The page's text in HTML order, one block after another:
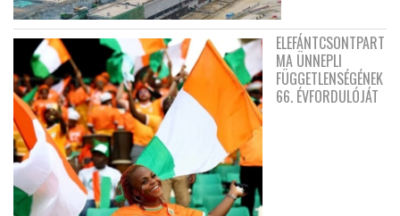
ELEFÁNTCSONTPART
MA ÜNNEPLI
FÜGGETLENSÉGÉNEK
66. ÉVFORDULÓJÁT